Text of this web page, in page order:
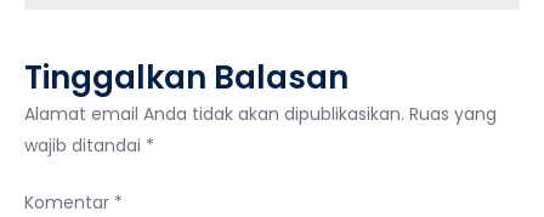
Thayyibah
Tinggalkan Balasan
Alamat email Anda tidak akan dipublikasikan. Ruas yang
wajib ditandai *
Komentar *